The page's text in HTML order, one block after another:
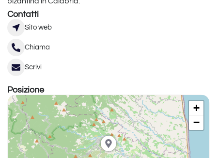
Contatti
Sito web
Chiama
Scrivi
Posizione
+
−